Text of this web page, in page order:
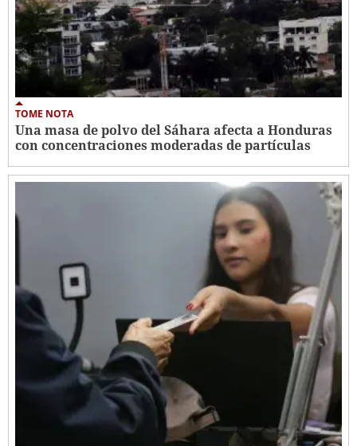
TOME NOTA
Una masa de polvo del Sáhara afecta a Honduras
con concentraciones moderadas de partículas